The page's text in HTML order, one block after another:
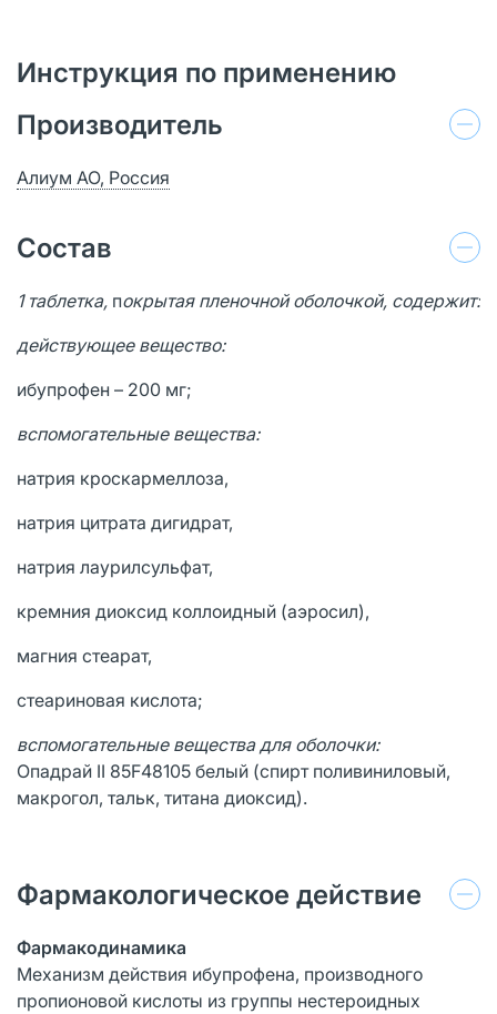
Инструкция по применению
Производитель
Алиум АО, Россия
Состав
1 таблетка, покрытая пленочной оболочкой, содержит:
действующее вещество:
ибупрофен – 200 мг;
вспомогательные вещества:
натрия кроскармеллоза,
натрия цитрата дигидрат,
натрия лаурилсульфат,
кремния диоксид коллоидный (аэросил),
магния стеарат,
стеариновая кислота;
вспомогательные вещества для оболочки:
Опадрай II 85F48105 белый (спирт поливиниловый,
макрогол, тальк, титана диоксид).
Фармакологическое действие
Фармакодинамика
Механизм действия ибупрофена, производного
пропионовой кислоты из группы нестероидных